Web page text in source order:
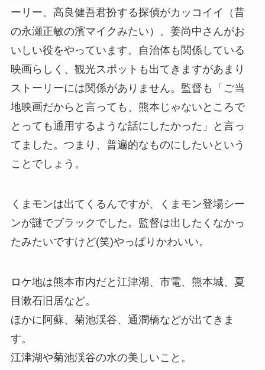
ーリー。高良健吾君扮する探偵がカッコイイ（昔
の永瀬正敏の濱マイクみたい）。姜尚中さんがお
いしい役をやっています。自治体も関係している
映画らしく、観光スポットも出てきますがあまり
ストーリーには関係がありません。監督も「ご当
地映画だからと言っても、熊本じゃないところで
とっても通用するような話にしたかった」と言っ
てました。つまり、普遍的なものにしたいという
ことでしょう。
くまモンは出てくるんですが、くまモン登場シー
ンが謎でブラックでした。監督は出したくなかっ
たみたいですけど(笑)やっぱりかわいい。
ロケ地は熊本市内だと江津湖、市電、熊本城、夏
目漱石旧居など。
ほかに阿蘇、菊池渓谷、通潤橋などが出てきま
す。
江津湖や菊池渓谷の水の美しいこと。